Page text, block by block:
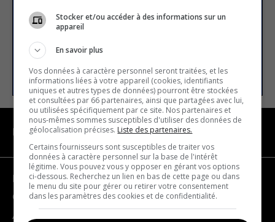
Email address
SUBSCRIBE
NAVIGATION
Become a partner
Contact us
About us
Stocker et/ou accéder à des informations sur un
appareil
En savoir plus
Vos données à caractère personnel seront traitées, et les
informations liées à votre appareil (cookies, identifiants
uniques et autres types de données) pourront être stockées
et consultées par 66 partenaires, ainsi que partagées avec lui,
ou utilisées spécifiquement par ce site. Nos partenaires et
nous-mêmes sommes susceptibles d'utiliser des données de
géolocalisation précises. Liste des partenaires.
Certains fournisseurs sont susceptibles de traiter vos
données à caractère personnel sur la base de l'intérêt
légitime. Vous pouvez vous y opposer en gérant vos options
ci-dessous. Recherchez un lien en bas de cette page ou dans
le menu du site pour gérer ou retirer votre consentement
dans les paramètres des cookies et de confidentialité.